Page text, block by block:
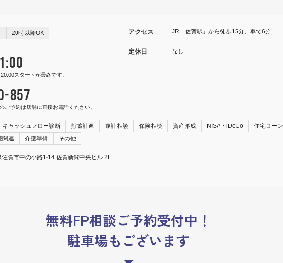
20時以降OK
スタートが最終です。
857
ご予約は店舗に直接お電話ください。
アクセス JR「佐賀駅」から徒歩15分、車で6分
定休日 なし
キャッシュフロー診断 貯蓄計画 家計相談 保険相談 資産形成 NISA・iDeCo 住宅ローン
関連 介護準備 その他
賀市中の小路1-14 佐賀新聞中央ビル 2F
無料FP相談ご予約受付中！
駐車場もございます